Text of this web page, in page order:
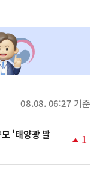
08.08. 06:27 기준
'태양광 발
1